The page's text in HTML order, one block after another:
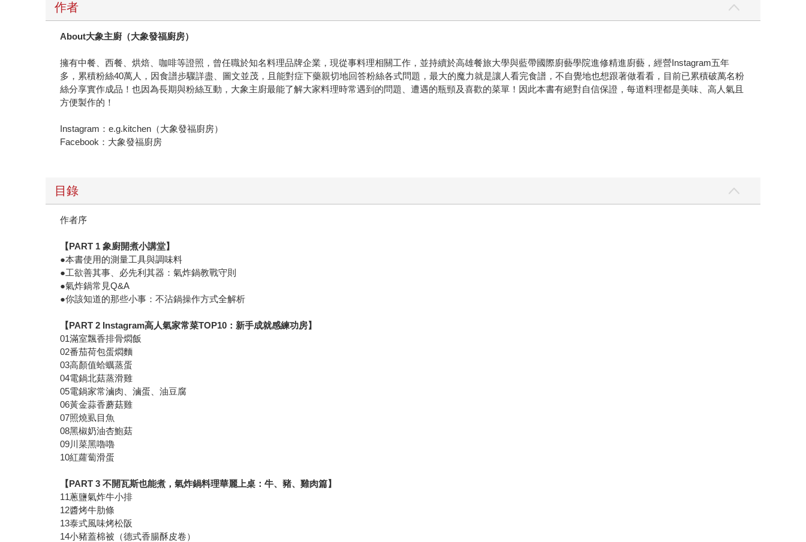
作者
About大象主廚（大象發福廚房）
擁有中餐、西餐、烘焙、咖啡等證照，曾任職於知名料理品牌企業，現從事料理相關工作，並持續於高雄餐旅大學與藍帶國際廚藝學院進修精進廚藝，經營Instagram五年
多，累積粉絲40萬人，因食譜步驟詳盡、圖文並茂，且能對症下藥親切地回答粉絲各式問題，最大的魔力就是讓人看完食譜，不自覺地也想跟著做看看，目前已累積破萬名粉
絲分享實作成品！也因為長期與粉絲互動，大象主廚最能了解大家料理時常遇到的問題、遭遇的瓶頸及喜歡的菜單！因此本書有絕對自信保證，每道料理都是美味、高人氣且
方便製作的！
Instagram：e.g.kitchen（大象發福廚房）
Facebook：大象發福廚房
目錄
作者序
【PART 1 象廚開煮小講堂】
●本書使用的測量工具與調味料
●工欲善其事、必先利其器：氣炸鍋教戰守則
●氣炸鍋常見Q&A
●你該知道的那些小事：不沾鍋操作方式全解析
【PART 2 Instagram高人氣家常菜TOP10：新手成就感練功房】
01滿室飄香排骨燜飯
02番茄荷包蛋燜麵
03高顏值蛤蠣蒸蛋
04電鍋北菇蒸滑雞
05電鍋家常滷肉、滷蛋、油豆腐
06黃金蒜香蘑菇雞
07照燒虱目魚
08黑椒奶油杏鮑菇
09川菜黑嚕嚕
10紅蘿蔔滑蛋
【PART 3 不開瓦斯也能煮，氣炸鍋料理華麗上桌：牛、豬、雞肉篇】
11蔥鹽氣炸牛小排
12醬烤牛肋條
13泰式風味烤松阪
14小豬蓋棉被（德式香腸酥皮卷）